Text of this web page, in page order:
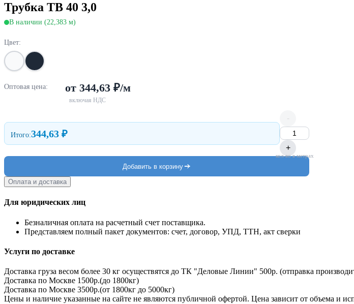
Трубка ТВ 40 3,0
В наличии (22,383 м)
Цвет:
Оптовая цена: от 344,63 ₽/м
включая НДС
Итого:344,63 ₽
-
+
кол-во в метрах
Добавить в корзину
Оплата и доставка
Для юридических лиц
Безналичная оплата на расчетный счет поставщика.
Представляем полный пакет документов: счет, договор, УПД, ТТН, акт сверки
Услуги по доставке
Доставка груза весом более 30 кг осуществятся до ТК "Деловые Линии" 500р. (отправка
Доставка по Москве 1500р.(до 1800кг)
Доставка по Москве 3500р.(от 1800кг до 5000кг)
Цены и наличие указанные на сайте не являются публичной офертой. Цена зависит от объема и